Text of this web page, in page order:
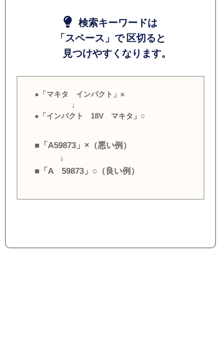
検索キーワードは
「スペース」で 区切ると
見つけやすくなります。
●「マキタ インパクト」×
↓
●「インパクト 18V マキタ」○
■「A59873」×（悪い例）
↓
■「A 59873」○（良い例）